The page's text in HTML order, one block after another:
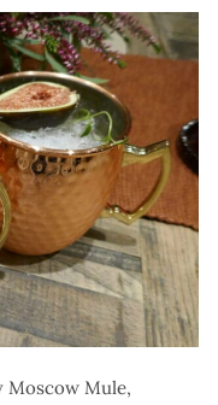
Moscow Mule,